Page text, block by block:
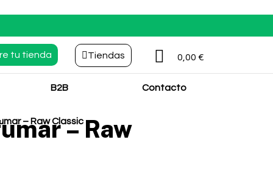
tu tienda Tiendas 0,00€
B2B Contacto
– Raw Classic– Raw